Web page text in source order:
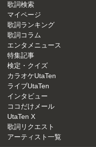
歌詞検索
マイページ
歌詞ランキング
歌詞コラム
エンタメニュース
特集記事
検定・クイズ
カラオケUtaTen
ライブUtaTen
インタビュー
ココだけメール
UtaTen X
歌詞リクエスト
アーティスト一覧